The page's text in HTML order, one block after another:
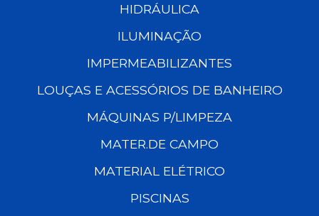
HIDRÁULICA
ILUMINAÇÃO
IMPERMEABILIZANTES
LOUÇAS E ACESSÓRIOS DE BANHEIRO
MÁQUINAS P/LIMPEZA
MATER.DE CAMPO
MATERIAL ELÉTRICO
PISCINAS